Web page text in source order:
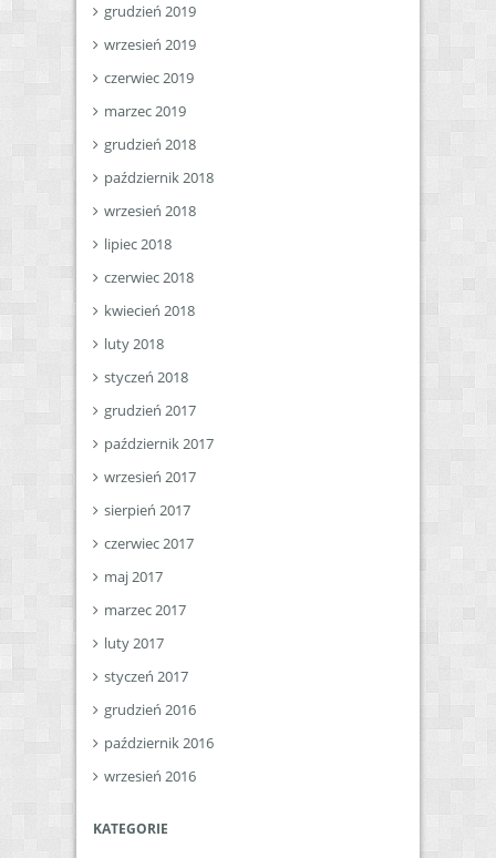
grudzień 2019
wrzesień 2019
czerwiec 2019
marzec 2019
grudzień 2018
październik 2018
wrzesień 2018
lipiec 2018
czerwiec 2018
kwiecień 2018
luty 2018
styczeń 2018
grudzień 2017
październik 2017
wrzesień 2017
sierpień 2017
czerwiec 2017
maj 2017
marzec 2017
luty 2017
styczeń 2017
grudzień 2016
październik 2016
wrzesień 2016
KATEGORIE